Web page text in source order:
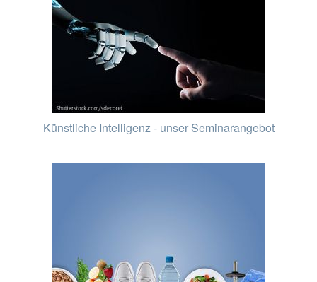
Künstliche Intelligenz - unser Seminarangebot